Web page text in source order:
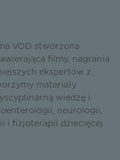
VOD stworzona
filmy, nagrania
ekspertów z
materiały
wiedzę i
neurologii,
i fizjoterapii dziecięcej.